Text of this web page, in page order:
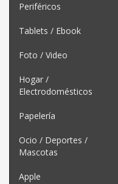
Periféricos
Tablets / Ebook
Foto / Video
Hogar /
Electrodomésticos
Papelería
Ocio / Deportes /
Mascotas
Apple